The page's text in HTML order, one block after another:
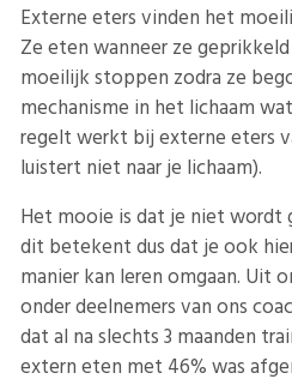
Externe eters vinden het
Ze eten wanneer ze
moeilijk stoppen zodra ze
mechanisme in het lichaam
regelt werkt bij externe eters
luistert niet naar je lichaam).
Het mooie is dat je niet wordt
dit betekent dus dat je ook
manier kan leren omgaan. Uit
onder deelnemers van ons
dat al na slechts 3 maanden
extern eten met 46% was